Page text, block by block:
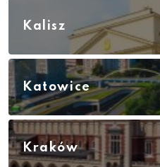
Kalisz
Katowice
Kraków